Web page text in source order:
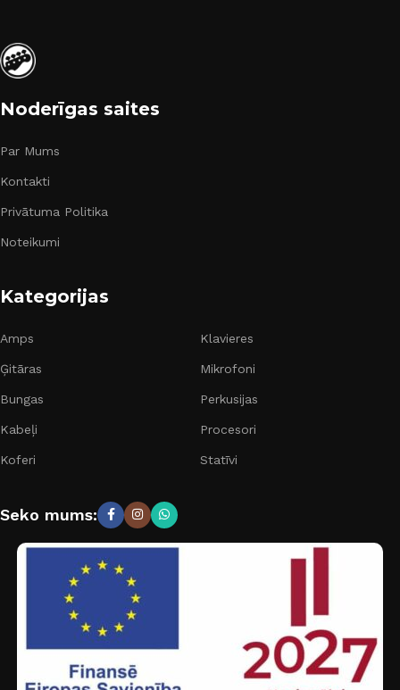
Noderīgas saites
Par Mums
Kontakti
Privātuma Politika
Noteikumi
Kategorijas
Amps
Ģitāras
Bungas
Kabeļi
Koferi
Klavieres
Mikrofoni
Perkusijas
Procesori
Statīvi
Seko mums: